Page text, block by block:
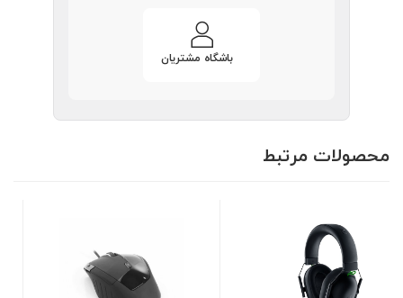
باشگاه مشتریان
محصولات مرتبط